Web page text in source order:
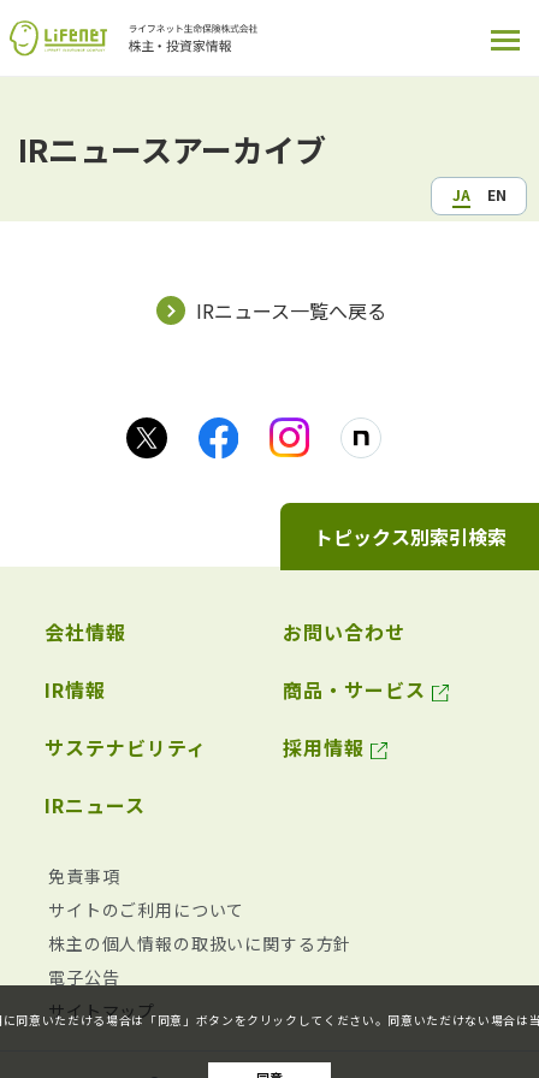
IRニュースアーカイブ
JA EN
IRニュース一覧へ戻る
同意いただける場合は「同意」ボタンをクリックしてください。同意いただけない場合
トピックス別索引検索
会社情報
お問い合わせ
IR情報
商品・サービス
サステナビリティ
採用情報
IRニュース
免責事項
サイトのご利用について
株主の個人情報の取扱いに関する方針
電子公告
サイトマップ